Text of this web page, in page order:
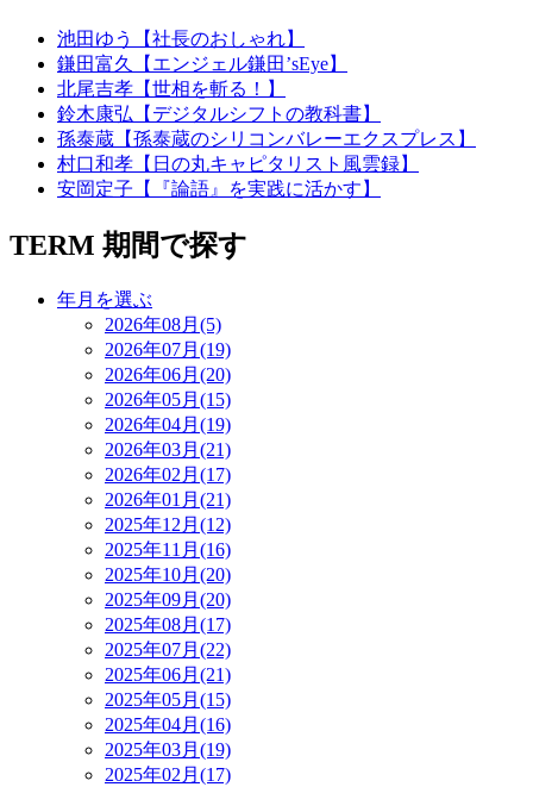
池田ゆう【社長のおしゃれ】
鎌田富久【エンジェル鎌田’sEye】
北尾吉孝【世相を斬る！】
鈴木康弘【デジタルシフトの教科書】
孫泰蔵【孫泰蔵のシリコンバレーエクスプレス】
村口和孝【日の丸キャピタリスト風雲録】
安岡定子【『論語』を実践に活かす】
TERM 期間で探す
年月を選ぶ
2026年08月(5)
2026年07月(19)
2026年06月(20)
2026年05月(15)
2026年04月(19)
2026年03月(21)
2026年02月(17)
2026年01月(21)
2025年12月(12)
2025年11月(16)
2025年10月(20)
2025年09月(20)
2025年08月(17)
2025年07月(22)
2025年06月(21)
2025年05月(15)
2025年04月(16)
2025年03月(19)
2025年02月(17)